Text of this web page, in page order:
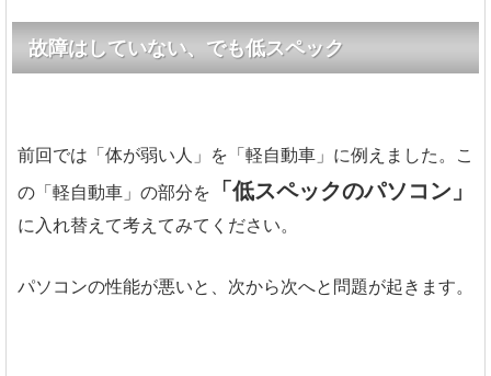
故障はしていない、でも低スペック
前回では「体が弱い人」を「軽自動車」に例えました。こ
の「軽自動車」の部分を
「低スペックのパソコン」
に入れ替えて考えてみてください。
パソコンの性能が悪いと、次から次へと問題が起きます。